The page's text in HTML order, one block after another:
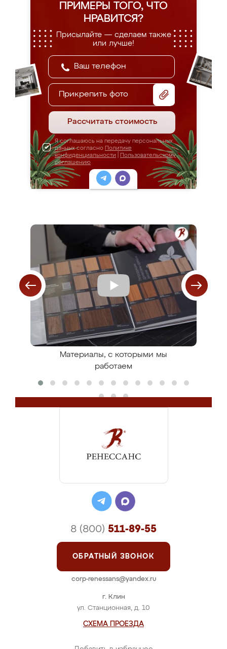
ПРИМЕРЫ
ТОГО, ЧТО
НРАВИТСЯ?
Присылайте — сделаем также
или лучше!
Прикрепить фото
Рассчитать стоимость
Я соглашаюсь на передачу персональных
данных согласно Политике
конфиденциальности
Пользовательскому
соглашению
Материалы, с которыми мы
работаем
г. Клин
ул. Станционная, д. 10
СХЕМА ПРОЕЗДА
8 (800) 511-89-55
ОБРАТНЫЙ ЗВОНОК
corp-renessans@yandex.ru